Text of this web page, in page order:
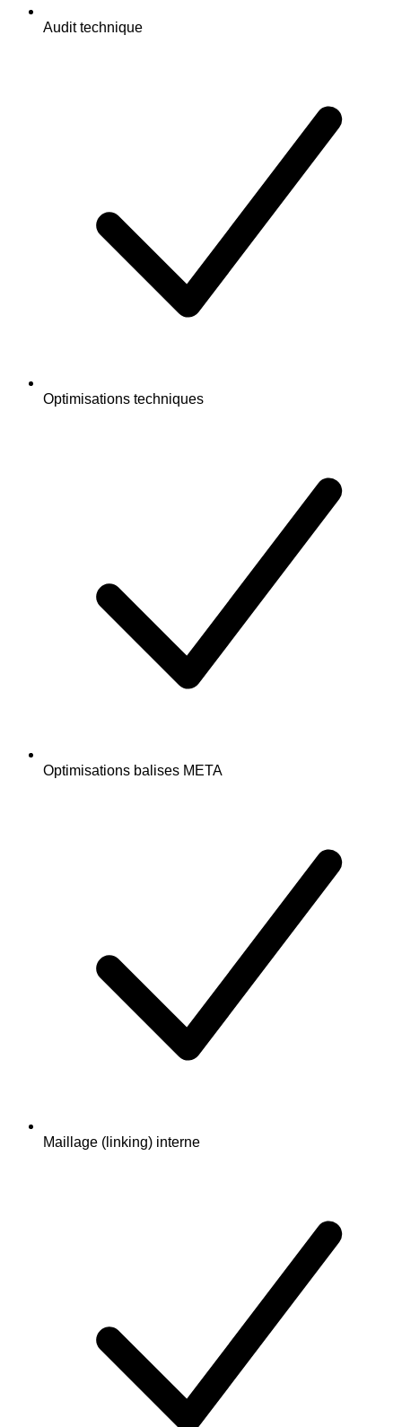
Audit technique
Optimisations techniques
Optimisations balises META
Maillage (linking) interne